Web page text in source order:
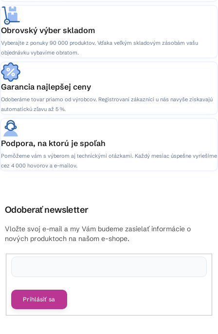
Obrovský výber skladom
Vyberajte z ponuky 90 000 produktov. Vďaka veľkým skladovým zásobám vašu
objednávku vybavíme obratom.
Garancia najlepšej ceny
Odoberáme tovar priamo od výrobcov. Registrovaní zákazníci u nás navyše získavajú
automatickú zľavu až 5 %.
Podpora, na ktorú je spoľah
Pomôžeme vám s výberom aj technickými otázkami. Každý mesiac úspešne vyriešime
cez 4 000 hovorov a e-mailov.
Odoberať newsletter
Vložte svoj e-mail a my Vám budeme zasielať informácie o
nových produktoch na našom e-shope.
Prihlásiť sa